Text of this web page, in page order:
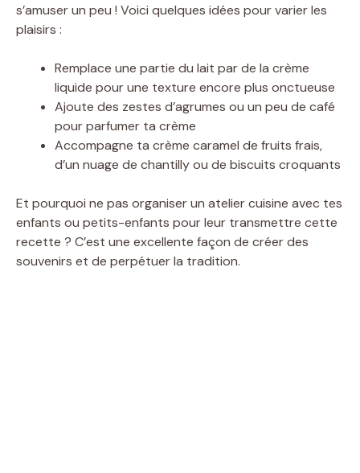
s’amuser un peu ! Voici quelques idées pour varier les
plaisirs :
Remplace une partie du lait par de la crème
liquide pour une texture encore plus onctueuse
Ajoute des zestes d’agrumes ou un peu de café
pour parfumer ta crème
Accompagne ta crème caramel de fruits frais,
d’un nuage de chantilly ou de biscuits croquants
Et pourquoi ne pas organiser un atelier cuisine avec tes
enfants ou petits-enfants pour leur transmettre cette
recette ? C’est une excellente façon de créer des
souvenirs et de perpétuer la tradition.